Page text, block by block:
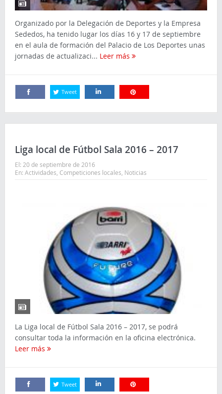
Organizado por la Delegación de Deportes y la Empresa
Sededos, ha tenido lugar los días 16 y 17 de septiembre
en el aula de formación del Palacio de Los Deportes unas
jornadas de actualizaci... Leer más
Tweet
Liga local de Fútbol Sala 2016 – 2017
El: 20 de septiembre de 2016
En: Actividades, Competiciones locales, Noticias
La Liga local de Fútbol Sala 2016 – 2017, se podrá
consultar toda la información en la oficina electrónica.
Leer más
Tweet